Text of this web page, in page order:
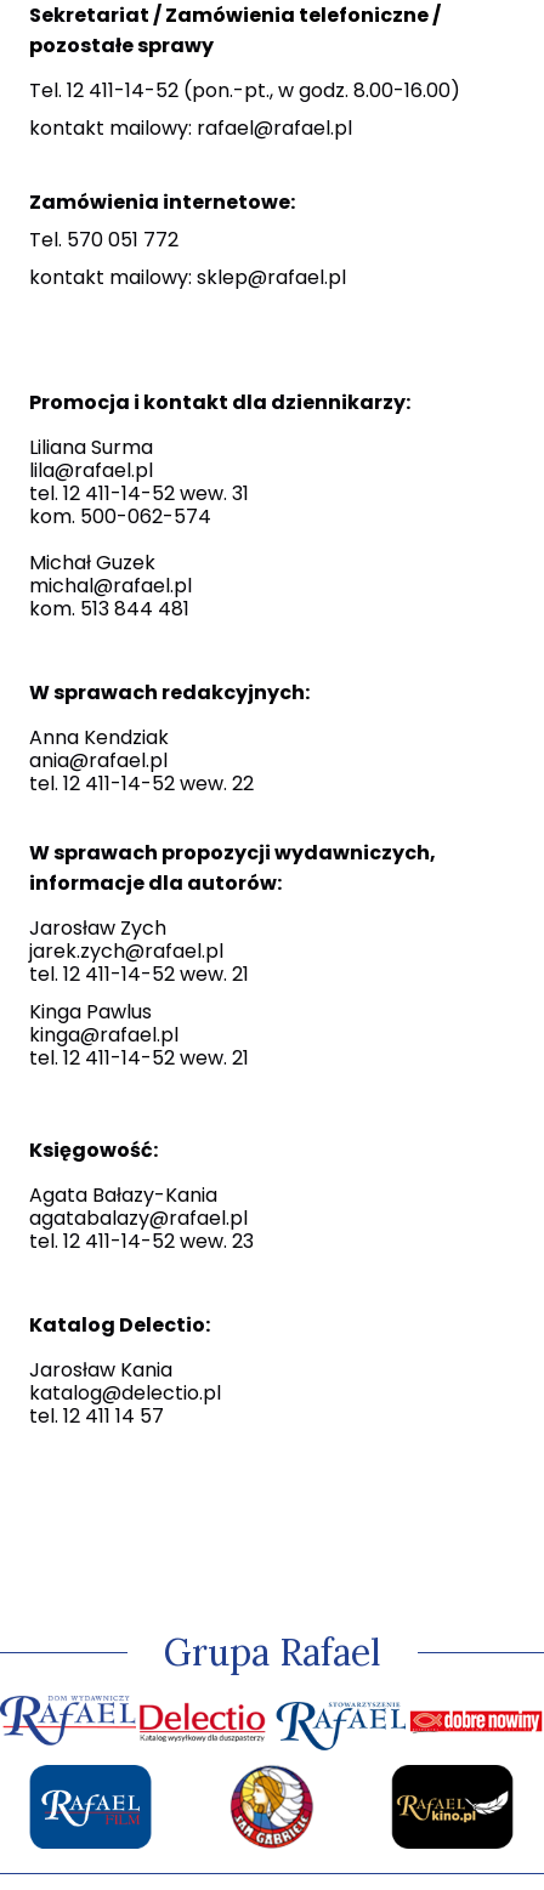
Sekretariat /Zamówienia telefoniczne /
pozostałe sprawy
Tel. 12 411-14-52 (pon.-pt., w godz. 8.00-16.00)
kontakt mailowy: rafael@rafael.pl
Zamówienia internetowe:
Tel. 570 051 772
kontakt mailowy: sklep@rafael.pl
Promocja i kontakt dla dziennikarzy:
Liliana Surma
lila@rafael.pl
tel. 12 411-14-52 wew. 31
kom. 500-062-574
Michał Guzek
michal@rafael.pl
kom. 513 844 481
W sprawach redakcyjnych:
Anna Kendziak
ania@rafael.pl
tel. 12 411-14-52 wew. 22
W sprawach propozycji wydawniczych,
informacje dla autorów:
Jarosław Zych
jarek.zych@rafael.pl
tel. 12 411-14-52 wew. 21
Kinga Pawlus
kinga@rafael.pl
tel. 12 411-14-52 wew. 21
Księgowość:
Agata Bałazy-Kania
agatabalazy@rafael.pl
tel. 12 411-14-52 wew. 23
Katalog Delectio:
Jarosław Kania
katalog@delectio.pl
tel. 12 411 14 57
Grupa Rafael